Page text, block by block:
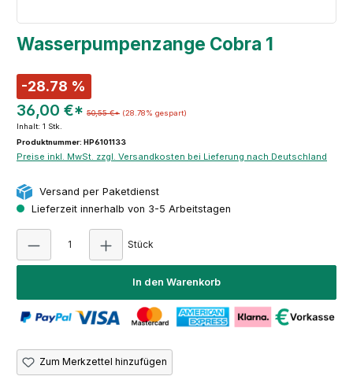
Wasserpumpenzange Cobra 1
-28.78 %
36,00 €* 50,55 €* (28.78% gespart)
Inhalt: 1 Stk.
Produktnummer: HP6101133
Preise inkl. MwSt. zzgl. Versandkosten bei Lieferung nach Deutschland
Versand per Paketdienst
Lieferzeit innerhalb von 3-5 Arbeitstagen
Stück
In den Warenkorb
Zum Merkzettel hinzufügen